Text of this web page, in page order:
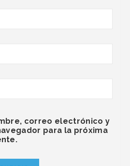
correo electrónico y
para la próxima